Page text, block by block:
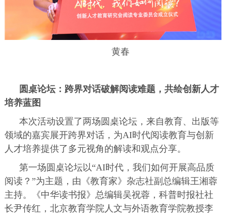
黄春
圆桌论坛：跨界对话破解阅读难题，共绘创新人才
培养蓝图
本次活动设置了两场圆桌论坛，来自教育、出版等
领域的嘉宾展开跨界对话，为AI时代阅读教育与创新
人才培养提供了多元视角的解读和观点分享。
第一场圆桌论坛以“AI时代，我们如何开展高品质
阅读？”为主题，由《教育家》杂志社副总编辑王湘蓉
主持。《中华读书报》总编辑吴祝蓉，科普时报社社
长尹传红，北京教育学院人文与外语教育学院教授李